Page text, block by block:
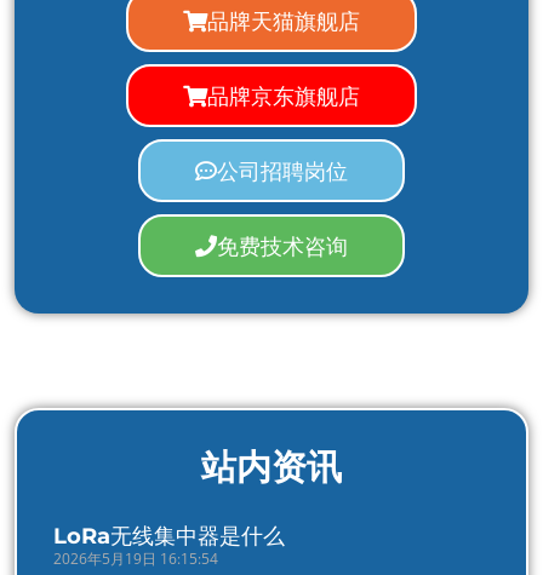
品牌天猫旗舰店
品牌京东旗舰店
公司招聘岗位
免费技术咨询
站内资讯
LoRa无线集中器是什么
2026年5月19日 16:15:54